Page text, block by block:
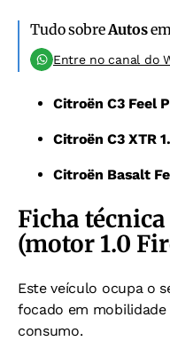
Tudo sobreAutos
Entre no canal do
Citroën C3 Feel
Citroën C3 XTR
Citroën Basalt
Ficha
(motor 1.0
Este veículo ocupa o
focado em
consumo.